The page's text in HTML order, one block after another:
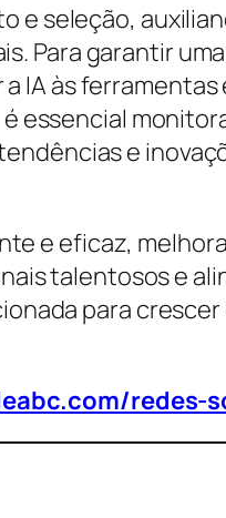
e seleção,
Para garantir
IA às
essencial
e
e eficaz,
talentosos e
para
redes-